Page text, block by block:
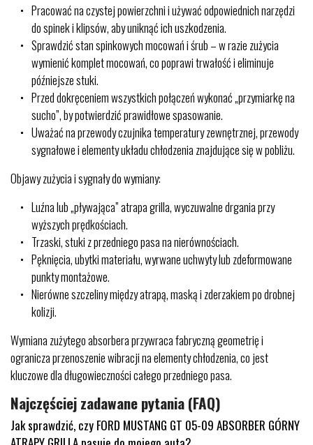
Pracować na czystej powierzchni i używać odpowiednich narzędzi
do spinek i klipsów, aby uniknąć ich uszkodzenia.
Sprawdzić stan spinkowych mocowań i śrub – w razie zużycia
wymienić komplet mocowań, co poprawi trwałość i eliminuje
późniejsze stuki.
Przed dokręceniem wszystkich połączeń wykonać „przymiarkę na
sucho”, by potwierdzić prawidłowe spasowanie.
Uważać na przewody czujnika temperatury zewnętrznej, przewody
sygnałowe i elementy układu chłodzenia znajdujące się w pobliżu.
Objawy zużycia i sygnały do wymiany:
Luźna lub „pływająca” atrapa grilla, wyczuwalne drgania przy
wyższych prędkościach.
Trzaski, stuki z przedniego pasa na nierównościach.
Pęknięcia, ubytki materiału, wyrwane uchwyty lub zdeformowane
punkty montażowe.
Nierówne szczeliny między atrapą, maską i zderzakiem po drobnej
kolizji.
Wymiana zużytego absorbera przywraca fabryczną geometrię i
ogranicza przenoszenie wibracji na elementy chłodzenia, co jest
kluczowe dla długowieczności całego przedniego pasa.
Najczęściej zadawane pytania (FAQ)
Jak sprawdzić, czy FORD MUSTANG GT 05-09 ABSORBER GÓRNY